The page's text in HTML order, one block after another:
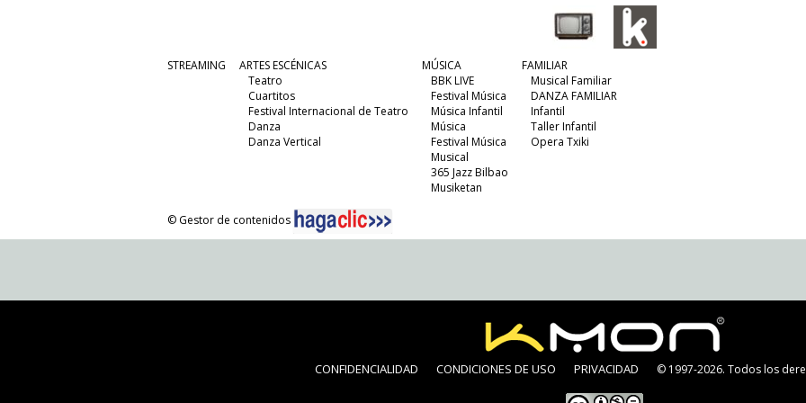
STREAMING
ARTES ESCÉNICAS
Teatro
Cuartitos
Festival Internacional de Teatro
Danza
Danza Vertical
MÚSICA
BBK LIVE
Festival Música
Música Infantil
Música
Festival Música
Musical
365 Jazz Bilbao
Musiketan
FAMILIAR
Musical Familiar
DANZA FAMILIAR
Infantil
Taller Infantil
Opera Txiki
© Gestor de contenidos
CONFIDENCIALIDAD CONDICIONES DE USO PRIVACIDAD © 1997-2026. Todos los